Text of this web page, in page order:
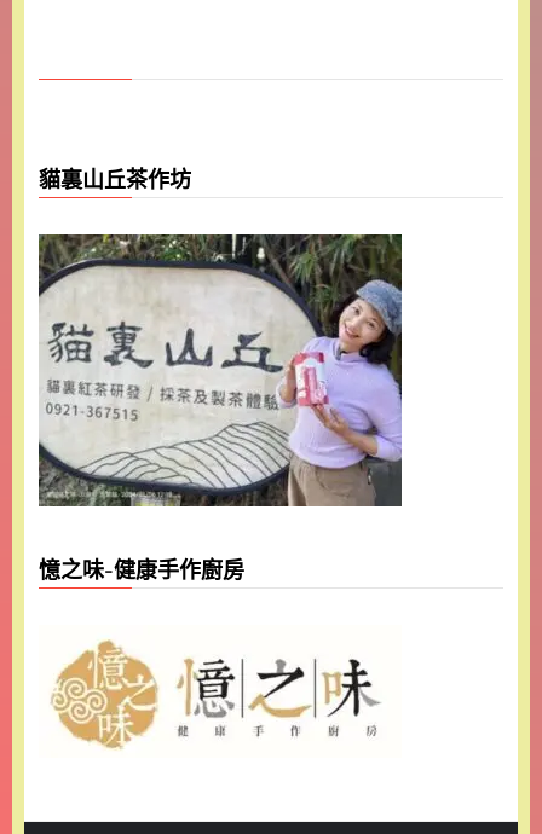
貓裏山丘茶作坊
憶之味-健康手作廚房